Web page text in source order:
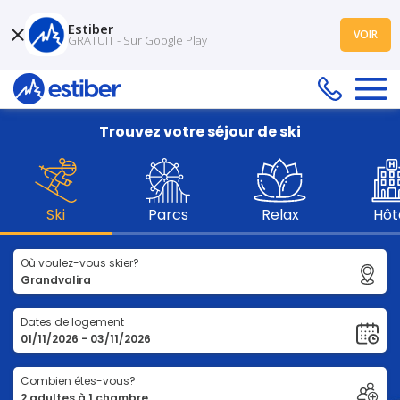
Trouvez votre séjour de ski
Ski Parcs Relax
Où voulez-vous skier?
Dates de logement
Combien êtes-vous?
Estiber
GRATUIT - Sur Google Play VOIR